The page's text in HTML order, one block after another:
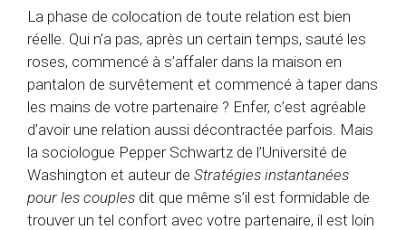
La phase de colocation de toute relation est bien
réelle. Qui n’a pas, après un certain temps, sauté les
roses, commencé à s’affaler dans la maison en
pantalon de survêtement et commencé à taper dans
les mains de votre partenaire ? Enfer, c’est agréable
d’avoir une relation aussi décontractée parfois. Mais
la sociologue Pepper Schwartz de l’Université de
Washington et auteur de Stratégies instantanées
pour les couples dit que même s’il est formidable de
trouver un tel confort avec votre partenaire, il est loin